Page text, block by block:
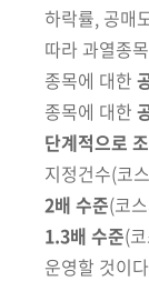
하락률, 공매
따라 과열종
종목에 대한
종목에 대한
단계적으로
지정건수(코
2배 수준(코
1.3배 수준(
운영할 것이